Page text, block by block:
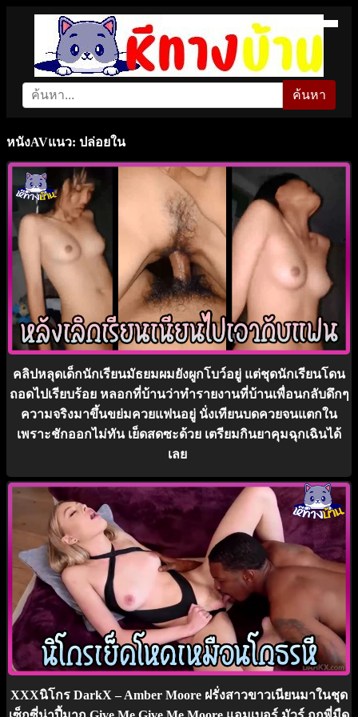
ค้นหา
หนังAVแนว: ปล่อยใน
คลิปหลุดเด็กนักเรียนมัธยมผมยังผูกโบว์อยู่ แต่ชุดนักเรียนโดน
ถอดไปเรียบร้อย หลอกที่บ้านว่าทำรายงานที่บ้านเพื่อนกลับดึกๆ
ความจริงมาขึ้นขย่มควยแฟนอยู่ นั่งเทียนบดควยจนแตกใน
เพราะชักออกไม่ทัน เย็ดสดซะด้วย เตรียมกินยาคุมฉุกเฉินได้
เลย
XXXนิโกร DarkX – Amber Moore ฝรั่งสาวขาวเนียนมาในชุด